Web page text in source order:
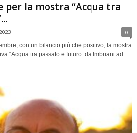
per la mostra “Acqua tra
0
con un bilancio più che positivo, la mostra
“Acqua tra passato e futuro: da Imbriani ad